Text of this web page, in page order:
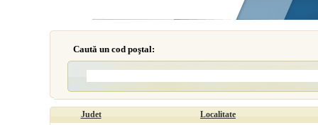
Caută un cod poştal:
Judet
Localitate